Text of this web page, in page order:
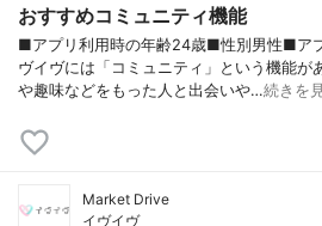
おすすめコミュニティ機能
■アプリ利用時の年齢24歳■性別男性■ア
ヴイヴには「コミュニティ」という機能が
や趣味などをもった人と出会いや…続きを
Market Drive
イヴイヴ